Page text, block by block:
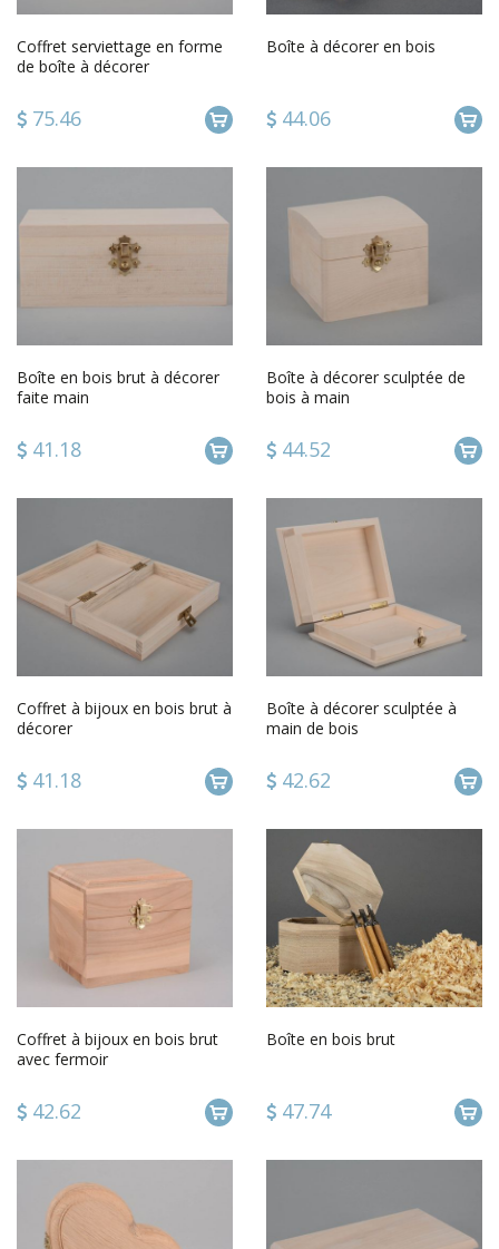
Coffret serviettage en forme
de boîte à décorer
75.46
Boîte à décorer en bois
44.06
Boîte en bois brut à décorer
faite main
41.18
Boîte à décorer sculptée de
bois à main
44.52
Coffret à bijoux en bois brut à
décorer
41.18
Boîte à décorer sculptée à
main de bois
42.62
Coffret à bijoux en bois brut
avec fermoir
42.62
Boîte en bois brut
47.74